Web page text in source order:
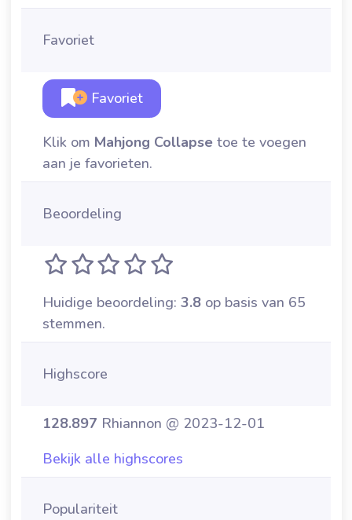
Favoriet
Favoriet
Klik om Mahjong Collapse toe te voegen
aan je favorieten.
Beoordeling
Huidige beoordeling: 3.8 op basis van 65
stemmen.
Highscore
128.897 Rhiannon @ 2023-12-01
Bekijk alle highscores
Populariteit